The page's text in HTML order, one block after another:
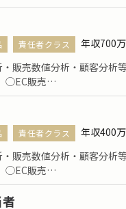
責任者クラス
年収700
販売数値分析・顧客分析
◯EC販売…
責任者クラス
年収400
販売数値分析・顧客分析
◯EC販売…